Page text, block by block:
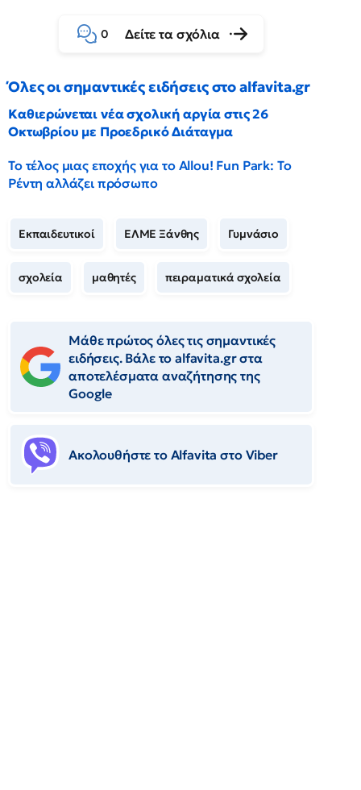
0 Δείτε τα σχόλια
Όλες οι σημαντικές ειδήσεις στο alfavita.gr
Καθιερώνεται νέα σχολική αργία στις 26
Οκτωβρίου με Προεδρικό Διάταγμα
Το τέλος μιας εποχής για το Allou! Fun Park: Το
Ρέντη αλλάζει πρόσωπο
Εκπαιδευτικοί ΕΛΜΕ Ξάνθης Γυμνάσιο
σχολεία μαθητές πειραματικά σχολεία
Μάθε πρώτος όλες τις σημαντικές
ειδήσεις. Βάλε το alfavita.gr στα
αποτελέσματα αναζήτησης της
Google
Ακολουθήστε το Αlfavita στο Viber